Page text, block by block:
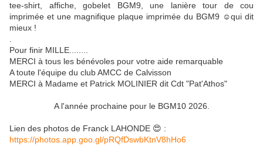
tee-shirt, affiche, gobelet BGM9, une lanière tour de cou
imprimée et une magnifique plaque imprimée du BGM9 ☺qui dit
mieux !
Pour finir MILLE........
MERCI à tous les bénévoles pour votre aide remarquable
A toute l'équipe du club AMCC de Calvisson
MERCI à Madame et Patrick MOLINIER dit Cdt "Pat'Athos"
A l'année prochaine pour le BGM10 2026.
Lien des photos de Franck LAHONDE 😍 :
https://photos.app.goo.gl/pRQfDswbKtnV8hHo6